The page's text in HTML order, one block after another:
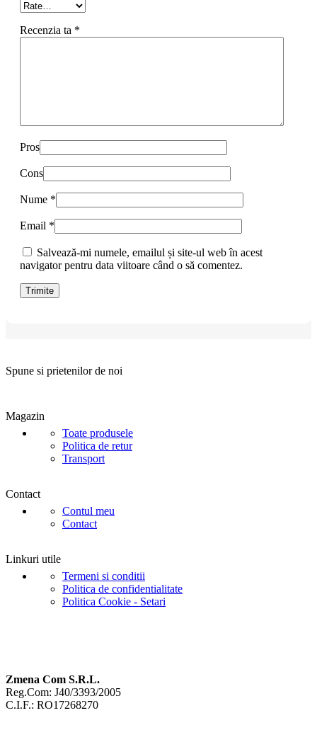
Recenzia ta *
Pros
Cons
Nume *
Email *
Salvează-mi numele, emailul și site-ul web în acest
navigator pentru data viitoare când o să comentez.
Spune si prietenilor de noi
Magazin
Toate produsele
Politica de retur
Transport
Contact
Contul meu
Contact
Linkuri utile
Termeni si conditii
Politica de confidentialitate
Politica Cookie - Setari
Zmena Com S.R.L.
Reg.Com: J40/3393/2005
C.I.F.: RO17268270